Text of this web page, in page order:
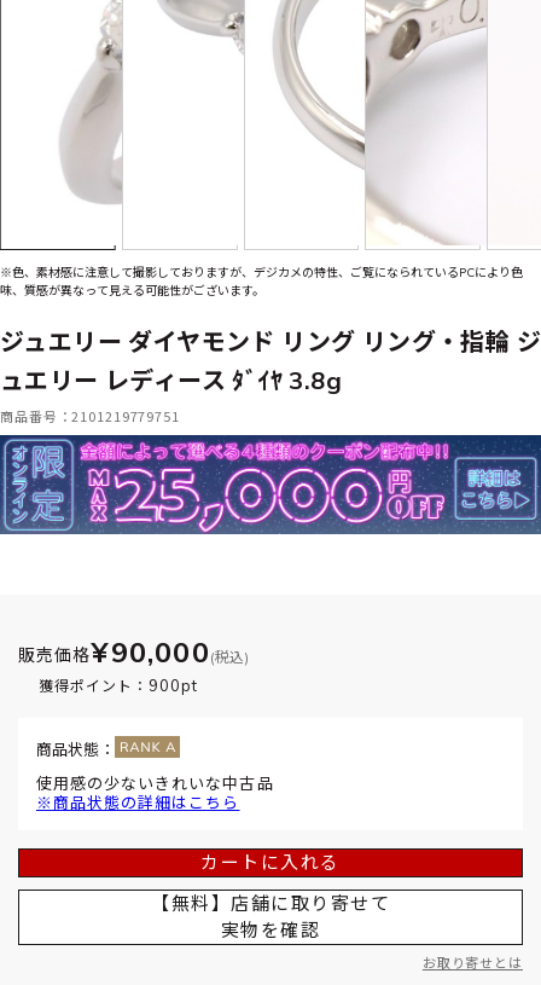
※色、素材感に注意して撮影しておりますが、デジカメの特性、ご覧になられているPCにより色
味、質感が異なって見える可能性がございます。
ジュエリー ダイヤモンド リング リング・指輪 ジ
ュエリー レディース ﾀﾞｲﾔ 3.8g
商品番号：2101219779751
販売価格¥90,000 (税込)
獲得ポイント： 900pt
商品状態：
使用感の少ないきれいな中古品
※商品状態の詳細はこちら
カートに入れる
【無料】店舗に取り寄せて
実物を確認
お取り寄せとは